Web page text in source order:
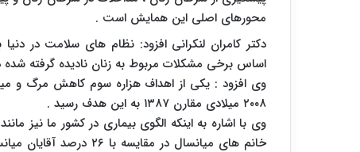
محورهای اصلی این همایش است .
دکتر کامران لنکرانی افزود: نظام های سلامت در
اساس برخی مشکلات مربوط به زنان نادیده گرفته
وی افزود : یکی از اهداف هزاره سوم کاهش مرگ و میر
۲۰۰۸ میلادی مقارن ۱۳۸۷ به این هدف رسید .
وی با اشاره به اینکه الگوی بیماری در کشور ما نیز
خانم های میانسال در